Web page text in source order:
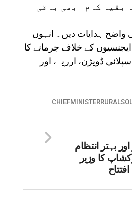
ہے، جب کہ بقیہ کام ابھی باقی
واضح ہدایات دیں۔ انہوں
کے خلاف جرمانے کا
ڈویژن، ارریہ، اور
بہتر انتظام
کا وزیر